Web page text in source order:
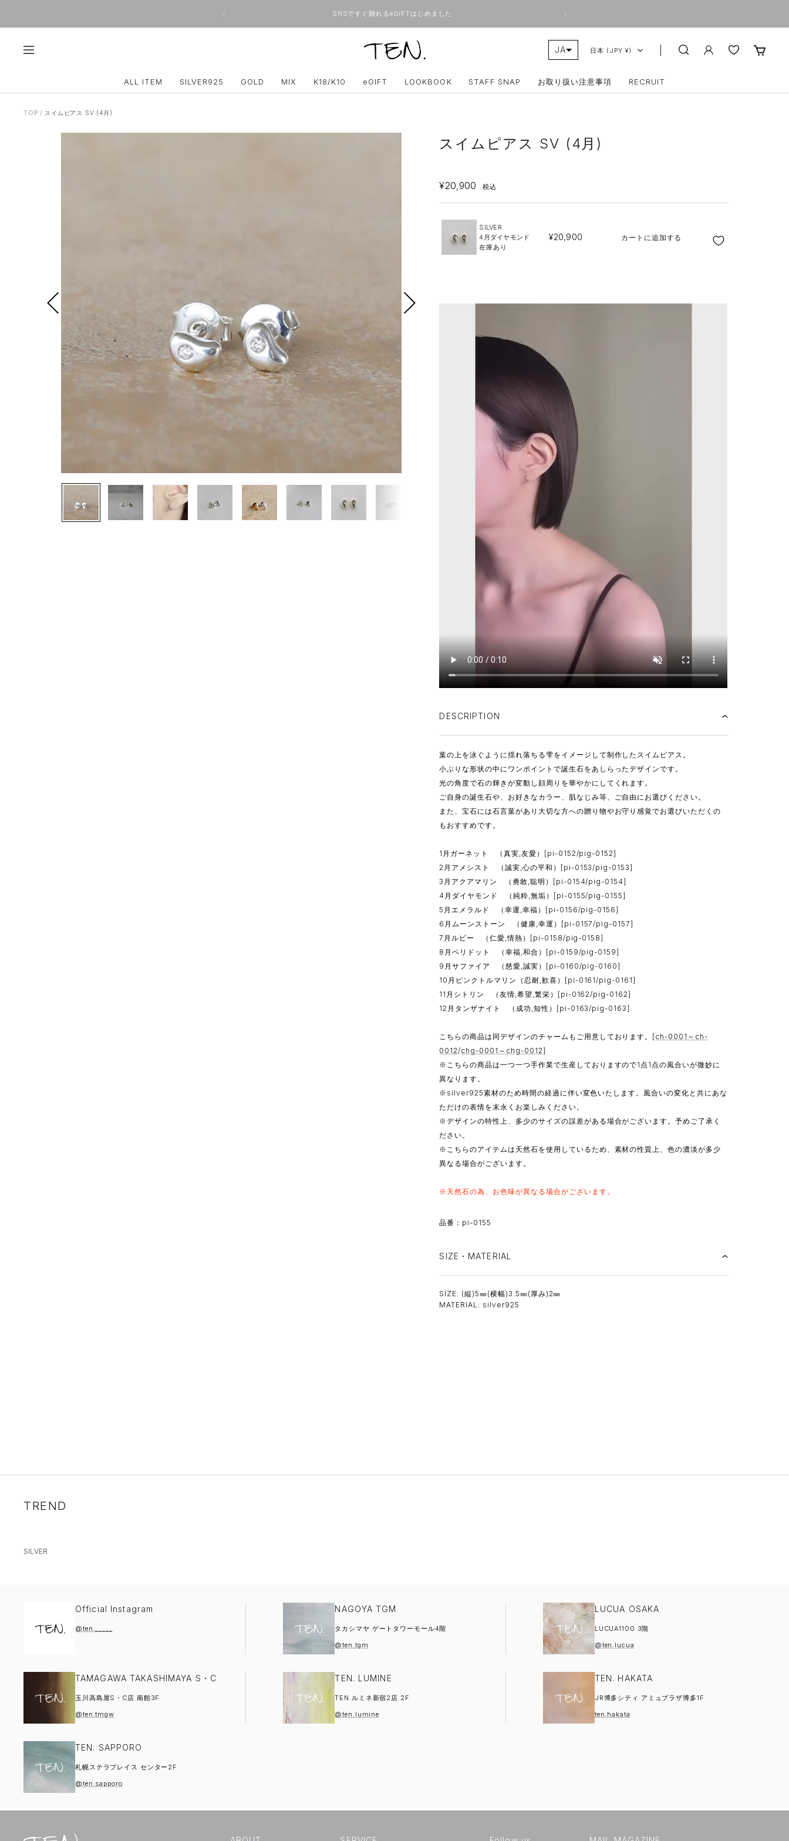
テ
ッ
る
SNSですぐ贈れるeGIFTはじめました
へ
ナ
シ
ン
ONLINE
TEN.
JA COUNTRY/REGION
日本 (JPY ¥)
ALL ITEM SILVER925 GOLD MIX K18/K10 eGIFT LOOKBOOK STAFF SNAP お取り扱い注意事項 RECRUIT
TOP スイムピアス SV (4月)
スイムピアス SV (4月)
SALE
¥20,900 税込
SILVER
4月ダイヤモンド
在庫あり
SALE
¥20,900 カートに追加する
DESCRIPTION
葉の上を泳ぐように揺れ落ちる雫をイメージして制作したスイムピアス。
小ぶりな形状の中にワンポイントで誕生石をあしらったデザインです。
光の角度で石の輝きが変動し顔周りを華やかにしてくれます。
ご自身の誕生石や、お好きなカラー、肌なじみ等、ご自由にお選びください。
また、宝石には石言葉があり大切な方への贈り物やお守り感覚でお選びいただくの
もおすすめです。
1月ガーネット （真実,友愛）[pi-0152/pig-0152]
2月アメシスト （誠実,心の平和）[pi-0153/pig-0153]
3月アクアマリン （勇敢,聡明）[pi-0154/pig-0154]
4月ダイヤモンド （純粋,無垢）[pi-0155/pig-0155]
5月エメラルド （幸運,幸福）[pi-0156/pig-0156]
6月ムーンストーン （健康,幸運）[pi-0157/pig-0157]
7月ルビー （仁愛,情熱）[pi-0158/pig-0158]
8月ペリドット （幸福,和合）[pi-0159/pig-0159]
9月サファイア （慈愛,誠実）[pi-0160/pig-0160]
10月ピンクトルマリン（忍耐,歓喜）[pi-0161/pig-0161]
11月シトリン （友情,希望,繁栄）[pi-0162/pig-0162]
12月タンザナイト （成功,知性）[pi-0163/pig-0163]
こちらの商品は同デザインのチャームもご用意しております。 [ch-0001～ch-
0012 /chg-0001～chg-0012]
※こちらの商品は一つ一つ手作業で生産しておりますので1点1点の風合いが微妙に
異なります。
※silver925素材のため時間の経過に伴い変色いたします。風合いの変化と共にあな
ただけの表情を末永くお楽しみください。
※デザインの特性上、多少のサイズの誤差がある場合がございます。予めご了承く
ださい。
※こちらのアイテムは天然石を使用しているため、素材の性質上、色の濃淡が多少
異なる場合がございます。
※天然石の為、お色味が異なる場合がございます。
品番：pi-0155
SIZE・MATERIAL
SIZE: (縦)5㎜(横幅)3.5㎜(厚み)2㎜
MATERIAL: silver925
TREND
SILVER
Official Instagram
@ten._____
NAGOYA TGM
タカシマヤ ゲートタワーモール4階
@ten.tgm
LUCUA OSAKA
LUCUA1100 3階
@ten.lucua
TAMAGAWA TAKASHIMAYA S・C
玉川高島屋S・C店 南館3F
@ten.tmgw
TEN. LUMINE
TEN.ルミネ新宿2店 2F
@ten.lumine
TEN. HAKATA
JR博多シティ アミュプラザ博多1F
ten.hakata
TEN. SAPPORO
札幌ステラプレイス センター2F
@ten.sapporo